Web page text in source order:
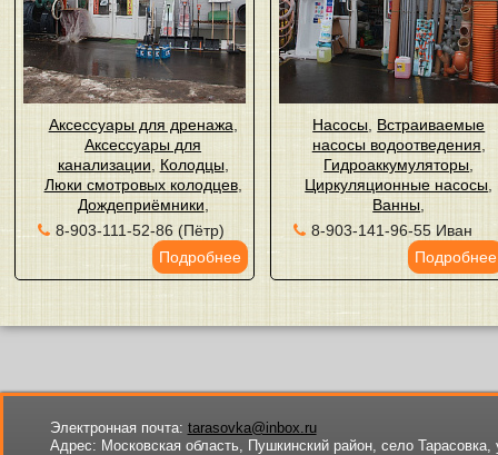
Аксессуары для дренажа
Аксессуары для
канализации
Колодцы,
Люки смотровых колодцев,
Дождеприёмники
8-903-111-52-86 (Пётр)
Подробнее
Насосы Встраиваемые
насосы водоотведения
Гидроаккумуляторы
Циркуляционные насосы
Ванны
8-903-141-96-55 Иван
Подробнее
Электронная почта: tarasovka@inbox.ru
Адрес: Московская область, Пушкинский район, село